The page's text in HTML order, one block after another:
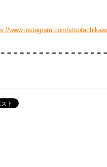
www.instagram.com/
＝＝＝＝＝＝＝＝＝＝＝＝＝＝＝